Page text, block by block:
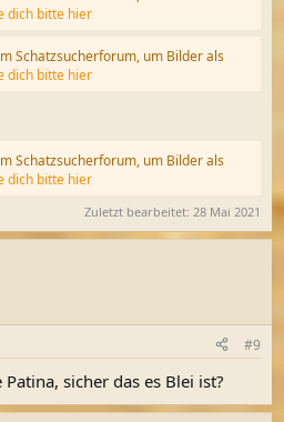
dich bitte hier
Schatzsucherforum, um Bilder als
dich bitte hier
Schatzsucherforum, um Bilder als
dich bitte hier
Zuletzt bearbeitet: 28 Mai 2021
#9
sicher das es Blei ist?